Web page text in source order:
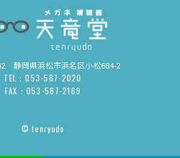
静岡県浜松市浜名区小松684-2
TEL：053-587-2020
FAX：053-587-2169
© tenryudo